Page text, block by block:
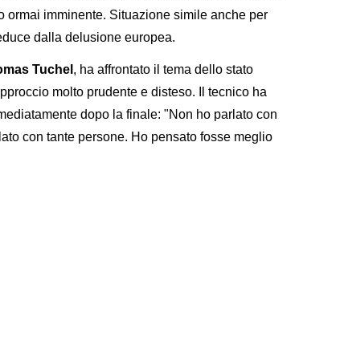
ormai imminente. Situazione simile anche per
dalla delusione europea.
Tuchel , ha affrontato il tema dello stato
molto prudente e disteso. Il tecnico ha
dopo la finale: "Non ho parlato con
con tante persone. Ho pensato fosse meglio